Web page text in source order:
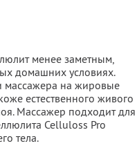
менее заметным,
домашних условиях.
массажера на жировые
естественного живого
Массажер подходит для
Celluloss Pro
тела.